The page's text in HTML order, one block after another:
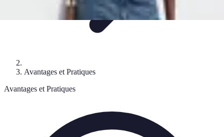
Avantages et Pratiques
Avantages et Pratiques